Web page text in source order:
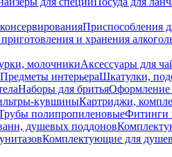
Приспособления
и хранения
молочникиАксессуары для
Предметы интерьераШкатулки,
Наборы для бритьяОформление
кувшиныКартриджи,
полипропиленовыеФитинги
душевых поддонов
Комплектующие для